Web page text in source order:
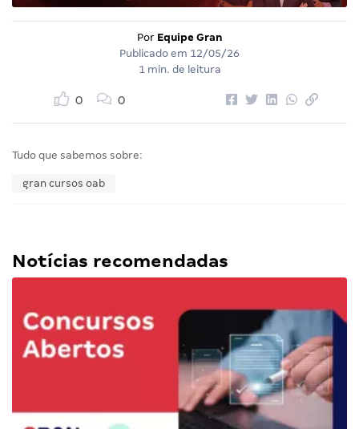
Por Equipe Gran
Publicado em 12/05/26
1 min. de leitura
0 0
Tudo que sabemos sobre:
gran cursos oab
Notícias recomendadas